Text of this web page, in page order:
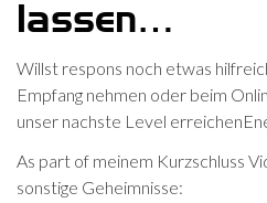
lassen…
Willst respons noch etwas
Empfang nehmen oder beim
unser nachste Level
As part of meinem Kurzschluss
sonstige Geheimnisse: